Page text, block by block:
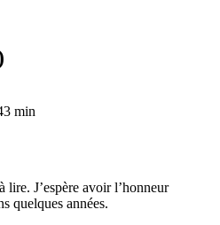
min
lire. J’espère avoir l’honneur
quelques années.